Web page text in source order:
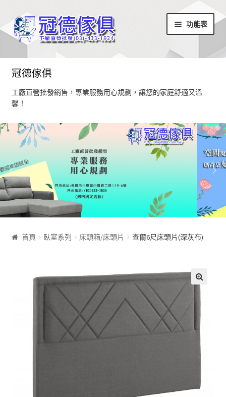
略
過
導
覽
跳
至
內
容
功能表
首頁
家具商品
超值商品區
小椅凳/長方凳系列
居家飾品
展示櫃&收納櫃
冠德傢俱
工廠直營批發銷售，專業服務用心規劃，讓您的家庭舒適又溫
馨！
首頁 臥室系列 床頭箱/床頭片 查爾6尺床頭片(深灰布)
🔍